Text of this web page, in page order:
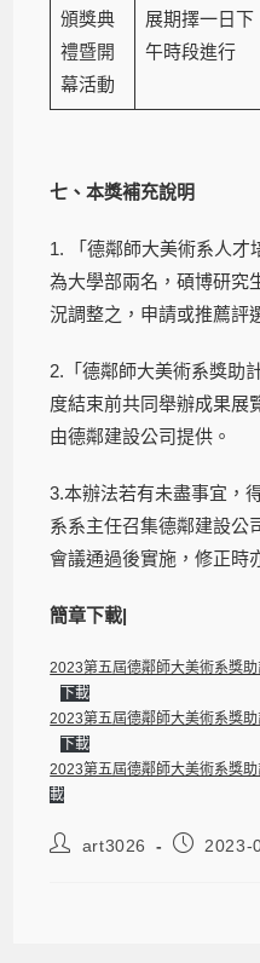
頒獎典
禮暨開
幕活動
展期擇一日下
午時段進行
七、本獎補充說明
1. 「德鄰師大美術系人才
為大學部兩名，碩博研究
況調整之，申請或推薦評
2.「德鄰師大美術系獎助
度結束前共同舉辦成果展
由德鄰建設公司提供。
3.本辦法若有未盡事宜，
系系主任召集德鄰建設公
會議通過後實施，修正時
簡章下載|
2023第五屆德鄰師大美術系獎
下載
2023第五屆德鄰師大美術系獎
下載
2023第五屆德鄰師大美術系獎
載
art3026 2023-